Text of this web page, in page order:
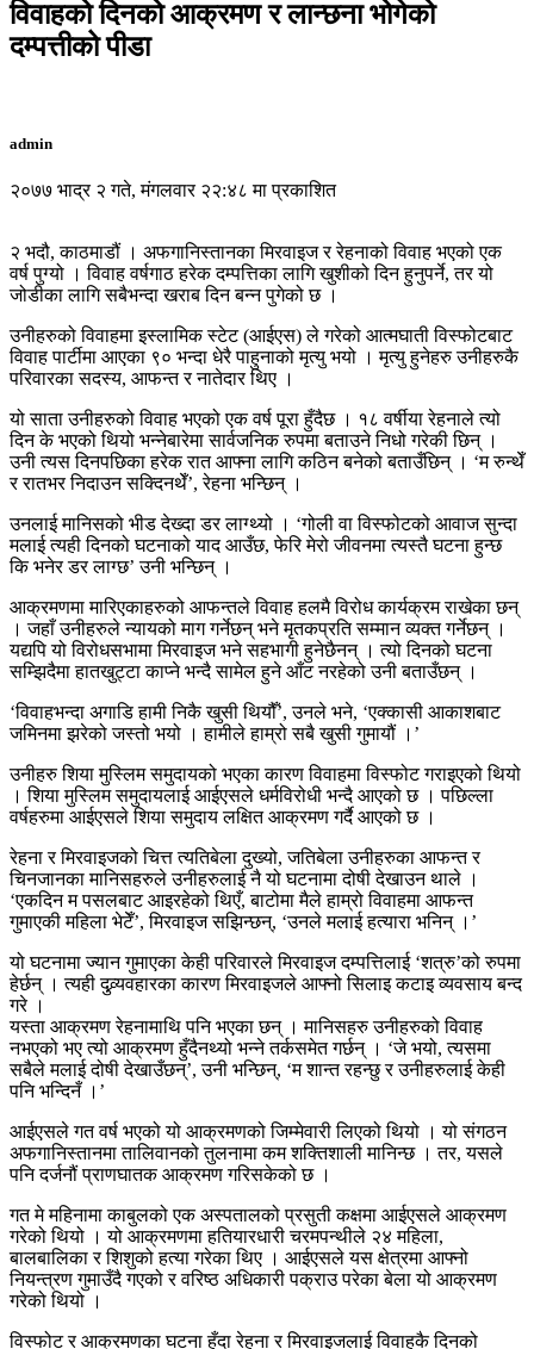
विवाहको दिनको आक्रमण र लान्छना भोगेको
दम्पत्तीको पीडा
admin
२०७७ भाद्र २ गते, मंगलवार २२:४८ मा प्रकाशित
२ भदौ, काठमाडौं । अफगानिस्तानका मिरवाइज र रेहनाको विवाह भएको एक
वर्ष पुग्यो । विवाह वर्षगाठ हरेक दम्पत्तिका लागि खुशीको दिन हुनुपर्ने, तर यो
जोडीका लागि सबैभन्दा खराब दिन बन्न पुगेको छ ।
उनीहरुको विवाहमा इस्लामिक स्टेट (आईएस) ले गरेको आत्मघाती विस्फोटबाट
विवाह पार्टीमा आएका ९० भन्दा धेरै पाहुनाको मृत्यु भयो । मृत्यु हुनेहरु उनीहरुकै
परिवारका सदस्य, आफन्त र नातेदार थिए ।
यो साता उनीहरुको विवाह भएको एक वर्ष पूरा हुँदैछ । १८ वर्षीया रेहनाले त्यो
दिन के भएको थियो भन्नेबारेमा सार्वजनिक रुपमा बताउने निधो गरेकी छिन् ।
उनी त्यस दिनपछिका हरेक रात आफ्ना लागि कठिन बनेको बताउँछिन् । ‘म रुन्थेँ
र रातभर निदाउन सक्दिनथेँ’, रेहना भन्छिन् ।
उनलाई मानिसको भीड देख्दा डर लाग्थ्यो । ‘गोली वा विस्फोटको आवाज सुन्दा
मलाई त्यही दिनको घटनाको याद आउँछ, फेरि मेरो जीवनमा त्यस्तै घटना हुन्छ
कि भनेर डर लाग्छ’ उनी भन्छिन् ।
आक्रमणमा मारिएकाहरुको आफन्तले विवाह हलमै विरोध कार्यक्रम राखेका छन्
। जहाँ उनीहरुले न्यायको माग गर्नेछन् भने मृतकप्रति सम्मान व्यक्त गर्नेछन् ।
यद्यपि यो विरोधसभामा मिरवाइज भने सहभागी हुनेछैनन् । त्यो दिनको घटना
सम्झिदैमा हातखुट्टा काप्ने भन्दै सामेल हुने आँट नरहेको उनी बताउँछन् ।
‘विवाहभन्दा अगाडि हामी निकै खुसी थियौँ’, उनले भने, ‘एक्कासी आकाशबाट
जमिनमा झरेको जस्तो भयो । हामीले हाम्रो सबै खुसी गुमायौं ।’
उनीहरु शिया मुस्लिम समुदायको भएका कारण विवाहमा विस्फोट गराइएको थियो
। शिया मुस्लिम समुदायलाई आईएसले धर्मविरोधी भन्दै आएको छ । पछिल्ला
वर्षहरुमा आईएसले शिया समुदाय लक्षित आक्रमण गर्दै आएको छ ।
रेहना र मिरवाइजको चित्त त्यतिबेला दुख्यो, जतिबेला उनीहरुका आफन्त र
चिनजानका मानिसहरुले उनीहरुलाई नै यो घटनामा दोषी देखाउन थाले ।
‘एकदिन म पसलबाट आइरहेको थिएँ, बाटोमा मैले हाम्रो विवाहमा आफन्त
गुमाएकी महिला भेटेँ’, मिरवाइज सझिन्छन्, ‘उनले मलाई हत्यारा भनिन् ।’
यो घटनामा ज्यान गुमाएका केही परिवारले मिरवाइज दम्पत्तिलाई ‘शत्रु’को रुपमा
हेर्छन् । त्यही दुव्र्यवहारका कारण मिरवाइजले आफ्नो सिलाइ कटाइ व्यवसाय बन्द
गरे ।
यस्ता आक्रमण रेहनामाथि पनि भएका छन् । मानिसहरु उनीहरुको विवाह
नभएको भए त्यो आक्रमण हुँदैनथ्यो भन्ने तर्कसमेत गर्छन् । ‘जे भयो, त्यसमा
सबैले मलाई दोषी देखाउँछन्’, उनी भन्छिन्, ‘म शान्त रहन्छु र उनीहरुलाई केही
पनि भन्दिनँ ।’
आईएसले गत वर्ष भएको यो आक्रमणको जिम्मेवारी लिएको थियो । यो संगठन
अफगानिस्तानमा तालिवानको तुलनामा कम शक्तिशाली मानिन्छ । तर, यसले
पनि दर्जनौं प्राणघातक आक्रमण गरिसकेको छ ।
गत मे महिनामा काबुलको एक अस्पतालको प्रसुती कक्षमा आईएसले आक्रमण
गरेको थियो । यो आक्रमणमा हतियारधारी चरमपन्थीले २४ महिला,
बालबालिका र शिशुको हत्या गरेका थिए । आईएसले यस क्षेत्रमा आफ्नो
नियन्त्रण गुमाउँदै गएको र वरिष्ठ अधिकारी पक्राउ परेका बेला यो आक्रमण
गरेको थियो ।
विस्फोट र आक्रमणका घटना हुँदा रेहना र मिरवाइजलाई विवाहकै दिनको